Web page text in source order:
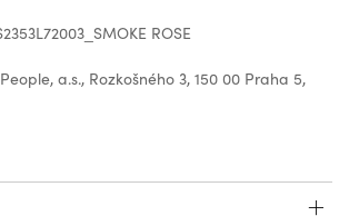
ROSE
a.s., Rozkošného 3, 150 00 Praha 5,